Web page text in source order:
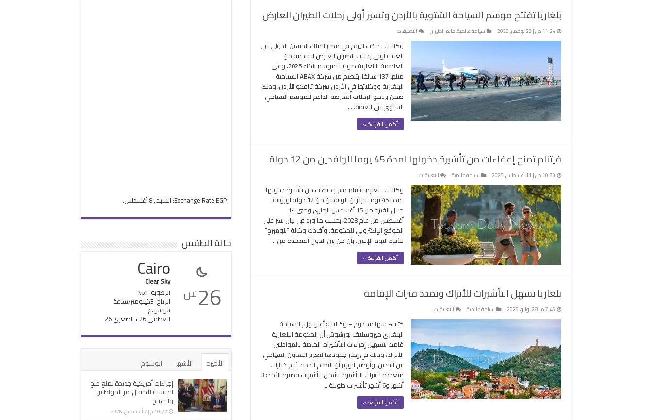
مغلقة
بلغاريا تفتتح موسم السياحة الشتوية بالأردن وتسير أولى رحلات الطيران العارض
11:24 ص | 23 نوفمبر، 2025 سياحة عالمية,عالم الطيران التعليقات
تفتتح
موسم
السياحة
الشتوية
بالأردن
وتسير
أولى
رحلات
الطيران
وكالات : حطّت اليوم في مطار الملك الحسين الدولي في
العقبة أولى رحلات الطيران العارض القادمة من
العاصمة البلغارية صوفيا لموسم شتاء 2025، وعلى
متنها 137 سائحًا، بتنظيم من شركة ABAX السياحية
البلغارية ووكلائها في الأردن شركة ترافكو الأردن، وذلك
ضمن برنامج الرحلات العارضة الداعم للموسم السياحي
الشتوي في العقبة. …
أكمل القراءة »
فيتنام تمنح إعفاءات من تأشيرة دخولها لمدة 45 يوما الوافدين من 12 دولة
10:30 ص | 11 أغسطس، 2025 سياحة عالمية التعليقات
فيتنام
تمنح
إعفاءات
من
تأشيرة
دخولها
لمدة
45
يوما
12
وكالات : تعتزم فيتنام منح إعفاءات من تأشيرة دخولها
لمدة 45 يوما للزائرين الوافدين من 12 دولة أوروبية،
خلال الفترة من 15 أغسطس الجاري وحتى 14
أغسطس من عام 2028، بحسب ما ورد في بيان نشر على
الموقع الإلكتروني للحكومة. وأفادت وكالة “بلومبرج”
للأنباء اليوم الإثنين، بأن من بين الدول المعفاة من …
أكمل القراءة »
بلغاريا تسهل التأشيرات للأتراك وتمدد فترات الإقامة
7:45 م | 28 يوليو، 2025 سياحة عالمية التعليقات
بلغاريا
تسهل
التأشيرات
للأتراك
وتمدد
فترات
الإقامة
مغلقة
كتبت- سها ممدوح – وكالات: أعلن وزير السياحة
البلغاري ميروسلاف بورشوش أن الحكومة البلغارية
قامت بتسهيل إجراءات التأشيرات الخاصة بالمواطنين
الأتراك، وذلك في إطار جهودها لتعزيز التعاون السياحي
بين البلدين. وأوضح الوزير أن النظام الجديد يُتيح خيارات
متعددة لفترات التأشيرة، تشمل: تأشيرات قصيرة الأمد: 3
أشهر و6 أشهر تأشيرات طويلة …
أكمل القراءة »
Exchange Rate EGP : السبت, 8 أغسطس.
حالة الطقس
26س
Cairo
Clear Sky
الرطوبة: 61%
الرياح: 3كيلومتر/ساعة
ش.ش.غ
العظمى 26 • الصغرى 26
الأخيرة الأشهر
الوسوم
إجراءات أمريكية جديدة لمنع منح
الجنسية لأطفال غير المواطنين
والسياح
10:22 م | 7 أغسطس، 2026